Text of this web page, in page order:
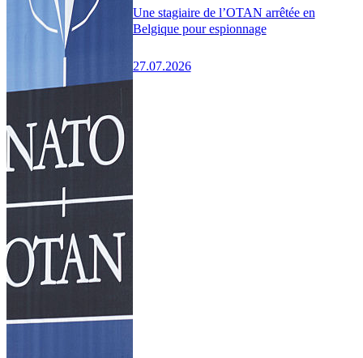
Une stagiaire de l’OTAN arrêtée en
Belgique pour espionnage
27.07.2026